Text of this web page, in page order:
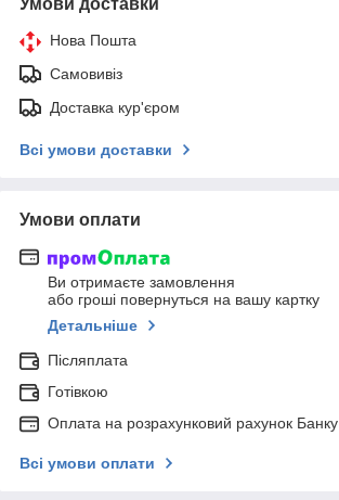
Нова Пошта
Самовивіз
Доставка кур'єром
Всі умови доставки
Умови оплати
Ви отримаєте замовлення
або гроші повернуться на вашу картку
Детальніше
Післяплата
Готівкою
Оплата на розрахунковий рахунок Банку
Всі умови оплати